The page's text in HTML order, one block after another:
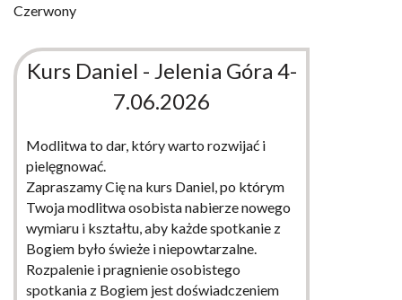
Czerwony
Kurs Daniel - Jelenia Góra 4-
7.06.2026
Modlitwa to dar, który warto rozwijać i
pielęgnować.
Zapraszamy Cię na kurs Daniel, po którym
Twoja modlitwa osobista nabierze nowego
wymiaru i kształtu, aby każde spotkanie z
Bogiem było świeże i niepowtarzalne.
Rozpalenie i pragnienie osobistego
spotkania z Bogiem jest doświadczeniem